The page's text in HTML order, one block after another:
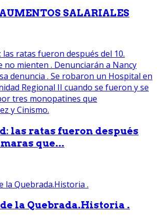
SALARIALES
las ratas fueron después
que...
la Quebrada.Historia .